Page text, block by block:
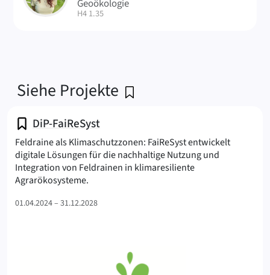
Geoökologie
| Raum:
H4 1.35
Siehe Projekte
DiP-FaiReSyst
Feldraine als Klimaschutzzonen: FaiReSyst entwickelt
digitale Lösungen für die nachhaltige Nutzung und
Integration von Feldrainen in klimaresiliente
Agrarökosysteme.
01.04.2024 – 31.12.2028